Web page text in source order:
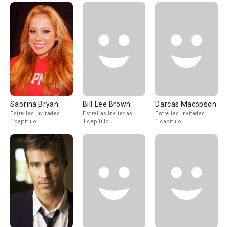
Sabrina Bryan
Estrellas Invitadas
1 capítulo
Bill Lee Brown
Estrellas Invitadas
1 capítulo
Darcas Macopson
Estrellas Invitadas
1 capítulo